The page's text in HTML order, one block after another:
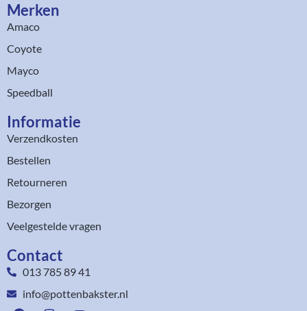
Merken
Amaco
Coyote
Mayco
Speedball
Informatie
Verzendkosten
Bestellen
Retourneren
Bezorgen
Veelgestelde vragen
Contact
013 785 89 41
info@pottenbakster.nl